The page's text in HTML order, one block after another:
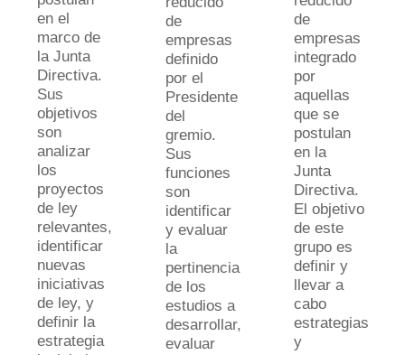
en el
marco de
la Junta
Directiva.
Sus
objetivos
son
analizar
los
proyectos
de ley
relevantes,
identificar
nuevas
iniciativas
de ley, y
definir la
estrategia
de
empresas
definido
por el
Presidente
del
gremio.
Sus
funciones
son
identificar
y evaluar
la
pertinencia
de los
estudios a
desarrollar,
evaluar
de
empresas
integrado
por
aquellas
que se
postulan
en la
Junta
Directiva.
El objetivo
de este
grupo es
definir y
llevar a
cabo
estrategias
y